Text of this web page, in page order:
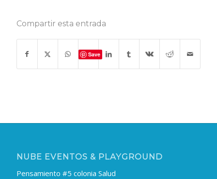
Compartir esta entrada
Save
NUBE EVENTOS & PLAYGROUND
Pensamiento #5 colonia Salud